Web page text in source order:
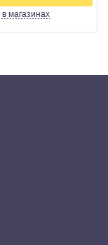
в магазинах